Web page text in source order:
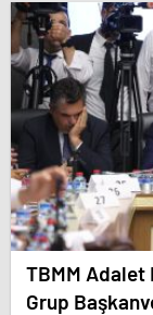
TBMM Adalet
Grup